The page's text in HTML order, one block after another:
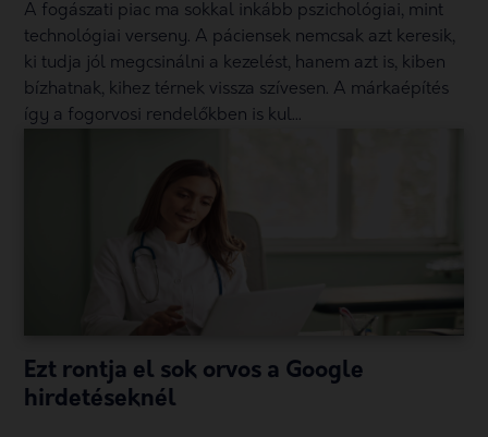
A fogászati piac ma sokkal inkább pszichológiai, mint
technológiai verseny. A páciensek nemcsak azt keresik,
ki tudja jól megcsinálni a kezelést, hanem azt is, kiben
bízhatnak, kihez térnek vissza szívesen. A márkaépítés
így a fogorvosi rendelőkben is kul...
Ezt rontja el sok orvos a Google
hirdetéseknél